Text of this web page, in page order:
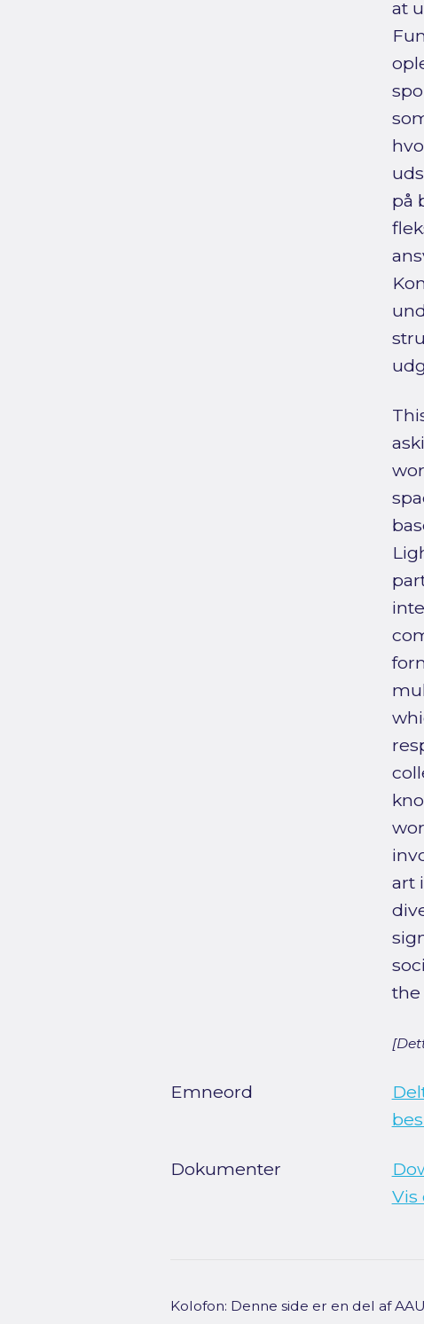
at
på
art
the
Emneord
Dokumenter
Vis
Kolofon: Denne side er en del af